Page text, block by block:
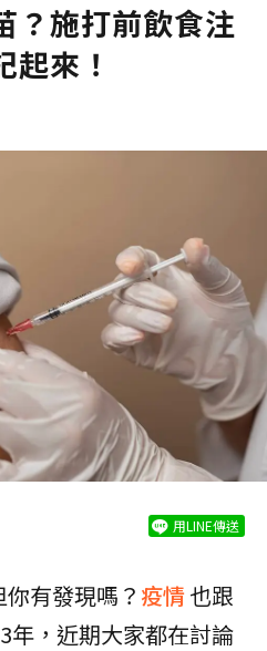
？施打前飲食注
來！
用LINE傳送
有發現嗎？ 疫情也跟
年，近期大家都在討論